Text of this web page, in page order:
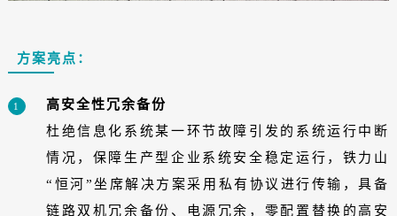
方案亮点：
1
高安全性冗余备份
杜绝信息化系统某一环节故障引发的系统运行中断
情况，保障生产型企业系统安全稳定运行，铁力山
“恒河”坐席解决方案采用私有协议进行传输，具备
链路双机冗余备份、电源冗余，零配置替换的高安